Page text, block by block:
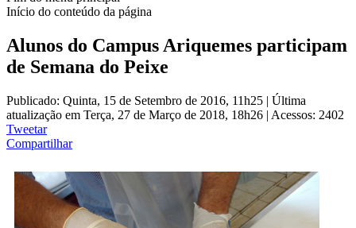
Início do conteúdo da página
Alunos do Campus Ariquemes participam
de Semana do Peixe
Publicado: Quinta, 15 de Setembro de 2016, 11h25 | Última
atualização em Terça, 27 de Março de 2018, 18h26 | Acessos: 2402
Tweetar
Compartilhar